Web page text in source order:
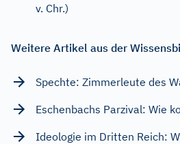
v. Chr.)
Weitere Artikel aus der
Spechte: Zimmerleute des
Eschenbachs Parzival: Wie
Ideologie im Dritten Reich: